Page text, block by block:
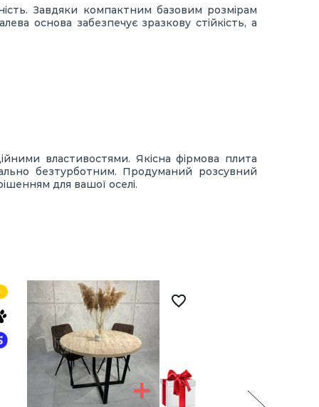
Завдяки компактним базовим розмірам
основа забезпечує зразкову стійкість, а
властивостями. Якісна фірмова плита
безтурботним. Продуманий розсувний
для вашої оселі.